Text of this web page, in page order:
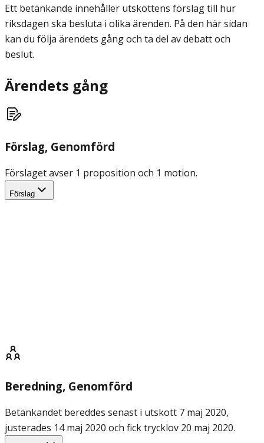
Ett betänkande innehåller utskottens förslag till hur
riksdagen ska besluta i olika ärenden. På den här sidan
kan du följa ärendets gång och ta del av debatt och
beslut.
Ärendets gång
Förslag, Genomförd
Förslaget avser 1 proposition och 1 motion.
Förslag
Beredning, Genomförd
Betänkandet bereddes senast i utskott 7 maj 2020,
justerades 14 maj 2020 och fick trycklov 20 maj 2020.